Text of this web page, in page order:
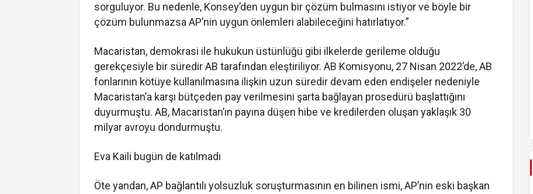
sorguluyor. Bu nedenle, Konsey’den uygun bir çözüm bulmasını istiyor ve böyle bir
çözüm bulunmazsa AP’nin uygun önlemleri alabileceğini hatırlatıyor.”
Macaristan, demokrasi ile hukukun üstünlüğü gibi ilkelerde gerileme olduğu
gerekçesiyle bir süredir AB tarafından eleştiriliyor. AB Komisyonu, 27 Nisan 2022’de, AB
fonlarının kötüye kullanılmasına ilişkin uzun süredir devam eden endişeler nedeniyle
Macaristan’a karşı bütçeden pay verilmesini şarta bağlayan prosedürü başlattığını
duyurmuştu. AB, Macaristan’ın payına düşen hibe ve kredilerden oluşan yaklaşık 30
milyar avroyu dondurmuştu.
Eva Kaili bugün de katılmadı
Öte yandan, AP bağlantılı yolsuzluk soruşturmasının en bilinen ismi, AP’nin eski başkan